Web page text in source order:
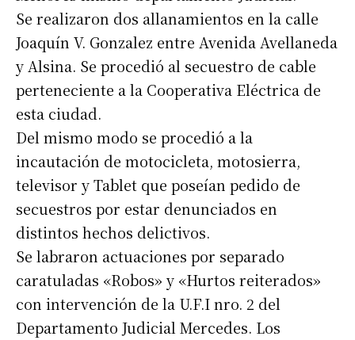
Se realizaron dos allanamientos en la calle
Joaquín V. Gonzalez entre Avenida Avellaneda
y Alsina. Se procedió al secuestro de cable
perteneciente a la Cooperativa Eléctrica de
esta ciudad.
Del mismo modo se procedió a la
incautación de motocicleta, motosierra,
televisor y Tablet que poseían pedido de
secuestros por estar denunciados en
distintos hechos delictivos.
Se labraron actuaciones por separado
caratuladas «Robos» y «Hurtos reiterados»
con intervención de la U.F.I nro. 2 del
Departamento Judicial Mercedes. Los